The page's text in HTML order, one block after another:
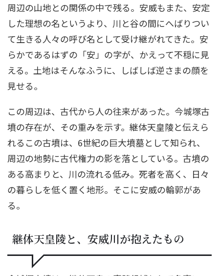
周辺の山地との関係の中で残る。安威もまた、安定
した理想の名というより、川と谷の間にへばりつい
て生きる人々の呼び名として受け継がれてきた。安
らかであるはずの「安」の字が、かえって不穏に見
える。土地はそんなふうに、しばしば逆さまの顔を
見せる。
この周辺は、古代から人の往来があった。今城塚古
墳の存在が、その重みを示す。継体天皇陵と伝えら
れるこの古墳は、6世紀の巨大墳墓として知られ、
周辺の地勢に古代権力の影を落としている。古墳の
ある高まりと、川の流れる低み。死者を高く、日々
の暮らしを低く置く地形。そこに安威の輪郭があ
る。
継体天皇陵と、安威川が抱えたもの